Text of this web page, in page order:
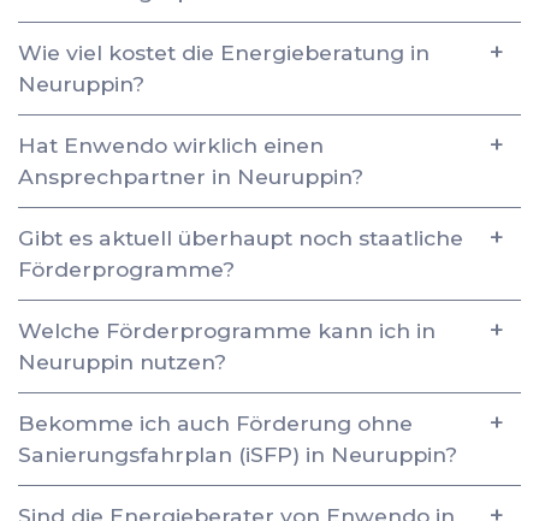
Wie viel kostet die Energieberatung in
Neuruppin?
Hat Enwendo wirklich einen
Ansprechpartner in Neuruppin?
Gibt es aktuell überhaupt noch staatliche
Förderprogramme?
Welche Förderprogramme kann ich in
Neuruppin nutzen?
Bekomme ich auch Förderung ohne
Sanierungsfahrplan (iSFP) in Neuruppin?
Sind die Energieberater von Enwendo in